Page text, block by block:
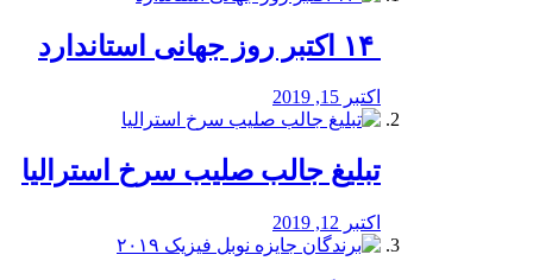
اکتبر 15, 2019
تبلیغ جالب صلیب سرخ استرالیا
اکتبر 12, 2019